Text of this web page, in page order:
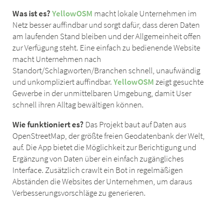
Was ist es?YellowOSM macht lokale Unternehmen im
Netz besser auffindbar und sorgt dafür, dass deren Daten
am laufenden Stand bleiben und der Allgemeinheit offen
zur Verfügung steht. Eine einfach zu bedienende Website
macht Unternehmen nach
Standort/Schlagworten/Branchen schnell, unaufwändig
und unkompliziert auffindbar.YellowOSMzeigt gesuchte
Gewerbe in der unmittelbaren Umgebung, damit User
schnell ihren Alltag bewältigen können.
Wie funktioniert es? Das Projekt baut auf Daten aus
OpenStreetMap, der größte freien Geodatenbank der Welt,
auf. Die App bietet die Möglichkeit zur Berichtigung und
Ergänzung von Daten über ein einfach zugängliches
Interface. Zusätzlich crawlt ein Bot in regelmäßigen
Abständen die Websites der Unternehmen, um daraus
Verbesserungsvorschläge zu generieren.